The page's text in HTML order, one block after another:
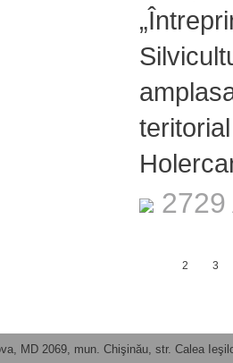
2 3
MD 2069, mun. Chişinău, str. Calea